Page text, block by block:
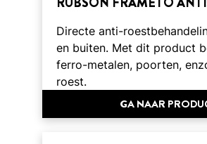
Directe anti-
en buiten. Met dit product
ferro-metalen, poorten,
roest.
GA NAAR